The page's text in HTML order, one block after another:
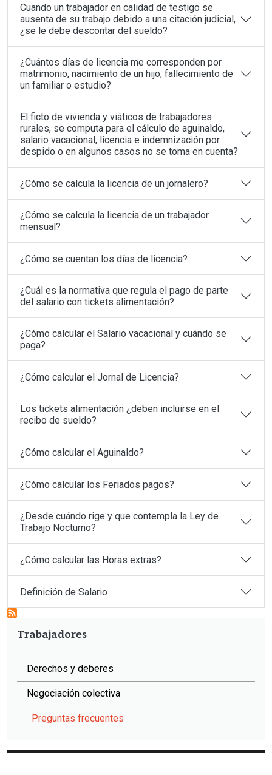
Cuando un trabajador en calidad de testigo se
ausenta de su trabajo debido a una citación judicial,
¿se le debe descontar del sueldo?
¿Cuántos días de licencia me corresponden por
matrimonio, nacimiento de un hijo, fallecimiento de
un familiar o estudio?
El ficto de vivienda y viáticos de trabajadores
rurales, se computa para el cálculo de aguinaldo,
salario vacacional, licencia e indemnización por
despido o en algunos casos no se toma en cuenta?
¿Cómo se calcula la licencia de un jornalero?
¿Cómo se calcula la licencia de un trabajador
mensual?
¿Cómo se cuentan los días de licencia?
¿Cuál es la normativa que regula el pago de parte
del salario con tickets alimentación?
¿Cómo calcular el Salario vacacional y cuándo se
paga?
¿Cómo calcular el Jornal de Licencia?
Los tickets alimentación ¿deben incluirse en el
recibo de sueldo?
¿Cómo calcular el Aguinaldo?
¿Cómo calcular los Feriados pagos?
¿Desde cuándo rige y que contempla la Ley de
Trabajo Nocturno?
¿Cómo calcular las Horas extras?
Definición de Salario
Trabajadores
Derechos y deberes
Negociación colectiva
Preguntas frecuentes